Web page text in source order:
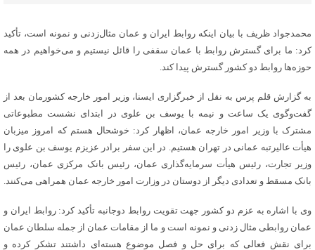
محمدجواد ظریف با بیان اینکه روابط ایران و عمان مثال‌زدنی و نمونه است، تأکید
کرد: ما برای گسترش روابط با عمان سقفی را قائل نیستیم و می‌خواهیم در همه
حوزه‌ها روابط دو کشور گسترش پیدا کند.
به گزارش قلم پرس به نقل از خبرگزاری ایسنا، وزیر امور خارجه کشورمان بعد از
گفت‌وگوی یک ساعت و نیمه با یوسف بن علوی در ابتدای نشست مطبوعاتی
مشترک با وزیر امور خارجه عمان، اظهار کرد: خوشحال هستم که امروز میزبان
هیأت عالیرتبه عمانی در تهران هستیم. در این سفر برادر عزیزم یوسف بن علوی را
وزیر تجارت، رئیس هیأت سرمایه‌گذاری عمان، رئیس بانک مرکزی عمان، رئیس
بانک مسقط و تعدادی دیگر از دوستان در وزارت امور خارجه عمان همراهی می‌کنند.
وی با اشاره به عزم دو کشور جهت تقویت روابط دوجانبه تأکید کرد: روابط ایران و
عمان روابطی مثال زدنی و نمونه است و ما از مقامات عمان از جمله سلطان عمان
برای نقش فعالی که برای حل و فصل موضوع هسته‌ای داشتند تشکر کرده و